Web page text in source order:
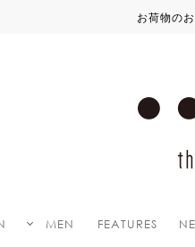
お荷物の
MEN FEATURES